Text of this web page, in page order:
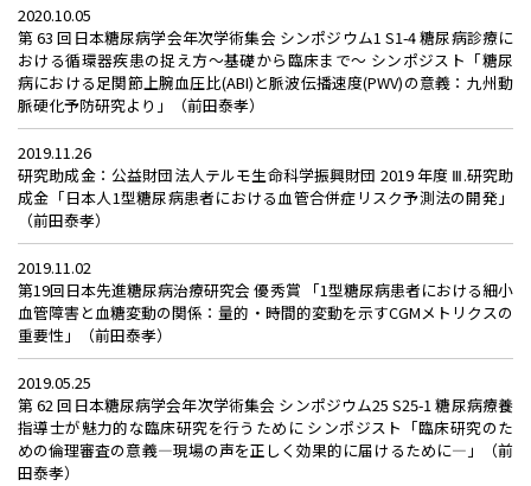
2020.10.05
第 63 回日本糖尿病学会年次学術集会 シンポジウム1 S1-4 糖尿病診療に
おける循環器疾患の捉え方～基礎から臨床まで～ シンポジスト「糖尿
病における足関節上腕血圧比(ABI)と脈波伝播速度(PWV)の意義：九州動
脈硬化予防研究より」（前田泰孝）
2019.11.26
研究助成金：公益財団法人テルモ生命科学振興財団 2019 年度 Ⅲ.研究助
成金「日本人1型糖尿病患者における血管合併症リスク予測法の開発」
（前田泰孝）
2019.11.02
第19回日本先進糖尿病治療研究会 優秀賞 「1型糖尿病患者における細小
血管障害と血糖変動の関係：量的・時間的変動を示すCGMメトリクスの
重要性」（前田泰孝）
2019.05.25
第 62 回日本糖尿病学会年次学術集会 シンポジウム25 S25-1 糖尿病療養
指導士が魅力的な臨床研究を行うために シンポジスト「臨床研究のた
めの倫理審査の意義―現場の声を正しく効果的に届けるために―」（前
田泰孝）